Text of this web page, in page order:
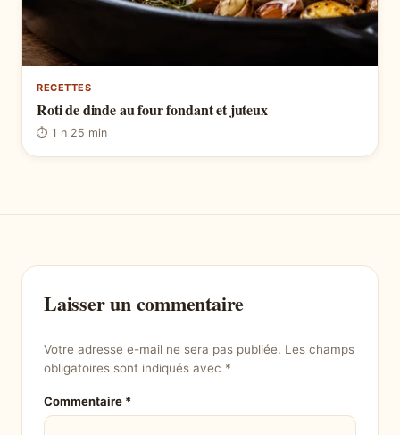
RECETTES
Roti de dinde au four fondant et juteux
⏱ 1 h 25 min
Laisser un commentaire
Votre adresse e-mail ne sera pas publiée. Les champs
obligatoires sont indiqués avec *
Commentaire *